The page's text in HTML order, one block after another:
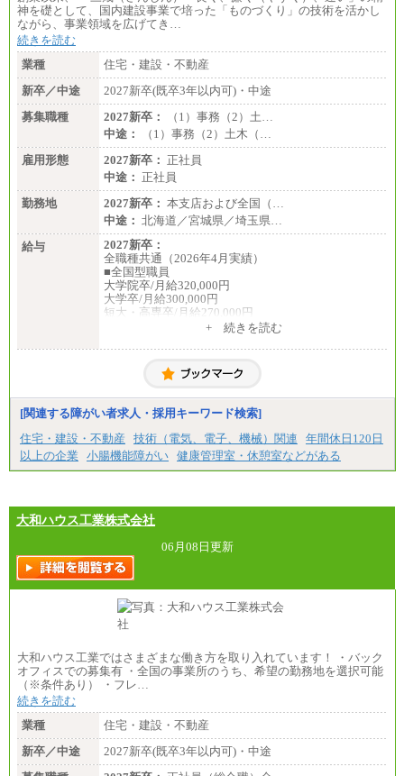
神を礎として、国内建設事業で培った「ものづくり」の技術を活かし
ながら、事業領域を広げてき…
続きを読む
業種
住宅・建設・不動産
新卒／中途
2027新卒(既卒3年以内可)・中途
募集職種
2027新卒：
（1）事務（2）土…
中途：
（1）事務（2）土木（…
雇用形態
2027新卒： 正社員
中途： 正社員
勤務地
2027新卒： 本支店および全国（…
中途： 北海道／宮城県／埼玉県…
給与
2027新卒：
全職種共通（2026年4月実績）
■全国型職員
大学院卒/月給320,000円
大学卒/月給300,000円
短大・高専卒/月給270,000円
大学院卒/月給256,000円～288,000円
大学卒/月給240,000円～270,000円
短大・高専卒/月給216,000円～243,000円
■特定職員※
大学院卒/月給234,000円～263,000円
大学卒/月給219,000円～246,000円
短大・高専卒/月給197,000円～222,000円
※拠点型職員、特定職員の給与は、生活の拠点が定
す。
中途：
全職種共通
月給制
226,600円～390,100円（勤務地域等により異なりま
す）
・ご経験やスキルを考慮し、選考の中で決定いたし
ます。
・試用期間中も同額支給します。
+ 続きを読む
[関連する障がい者求人・採用キーワード検索]
住宅・建設・不動産
技術（電気、電子、機械）関連
年間休日120日
以上の企業
小腸機能障がい 健康管理室・休憩室などがある
大和ハウス工業株式会社
06月08日更新
大和ハウス工業ではさまざまな働き方を取り入れています！ ・バック
オフィスでの募集有 ・全国の事業所のうち、希望の勤務地を選択可能
（※条件あり） ・フレ…
続きを読む
業種
住宅・建設・不動産
新卒／中途
2027新卒(既卒3年以内可)・中途